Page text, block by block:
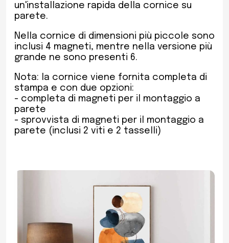
un'installazione rapida della cornice su
parete.
Nella cornice di dimensioni più piccole sono
inclusi 4 magneti, mentre nella versione più
grande ne sono presenti 6.
Nota: la cornice viene fornita completa di
stampa e con due opzioni:
- completa di magneti per il montaggio a
parete
- sprovvista di magneti per il montaggio a
parete (inclusi 2 viti e 2 tasselli)